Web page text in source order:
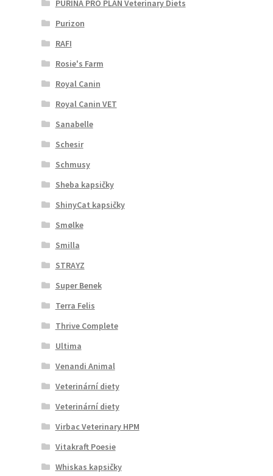
PURINA PRO PLAN Veterinary Diets
Purizon
RAFI
Rosie's Farm
Royal Canin
Royal Canin VET
Sanabelle
Schesir
Schmusy
Sheba kapsičky
ShinyCat kapsičky
Smølke
Smilla
STRAYZ
Super Benek
Terra Felis
Thrive Complete
Ultima
Venandi Animal
Veterinární diety
Veterinární diety
Virbac Veterinary HPM
Vitakraft Poesie
Whiskas kapsičky